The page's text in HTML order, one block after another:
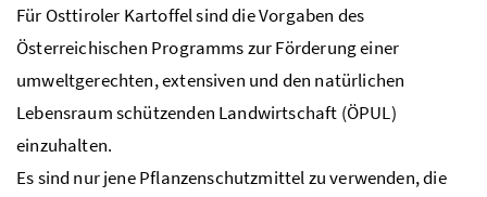
Für Osttiroler Kartoffel sind die Vorgaben des
Österreichischen Programms zur Förderung einer
umweltgerechten, extensiven und den natürlichen
Lebensraum schützenden Landwirtschaft (ÖPUL)
einzuhalten.
Es sind nur jene Pflanzenschutzmittel zu verwenden, die